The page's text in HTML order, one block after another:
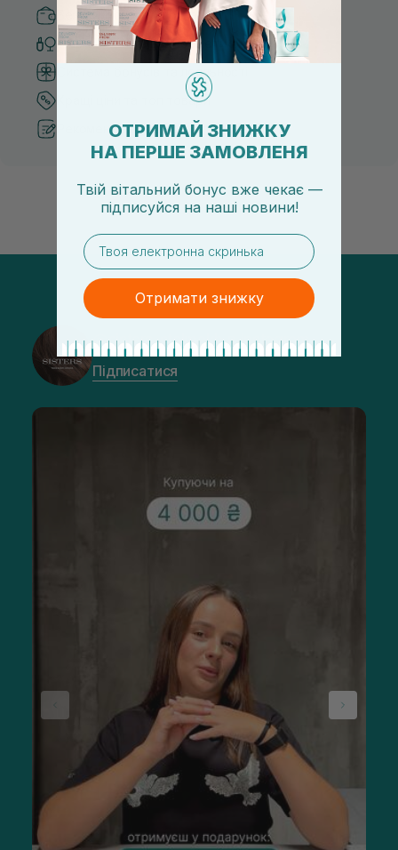
Безпечні способи оплати
Тільки оригінальна косметика
Система бонусів та лояльності
Кращі ціни та топ товари
Рекомендації від косметологів
@sisters_stelmakh в Instagram
Підписатися
ОТРИМАЙ ЗНИЖКУ
НА ПЕРШЕ ЗАМОВЛЕНЯ
Твій вітальний бонус вже чекає —
підписуйся на наші новини!
email
Отримати знижку